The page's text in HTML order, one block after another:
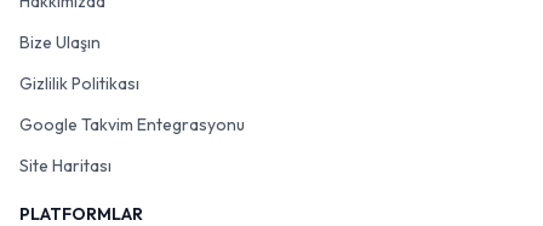
Bize Ulaşın
Gizlilik Politikası
Google Takvim Entegrasyonu
Site Haritası
PLATFORMLAR